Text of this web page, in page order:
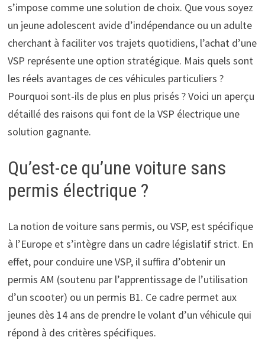
s’impose comme une solution de choix. Que vous soyez
un jeune adolescent avide d’indépendance ou un adulte
cherchant à faciliter vos trajets quotidiens, l’achat d’une
VSP représente une option stratégique. Mais quels sont
les réels avantages de ces véhicules particuliers ?
Pourquoi sont-ils de plus en plus prisés ? Voici un aperçu
détaillé des raisons qui font de la VSP électrique une
solution gagnante.
Qu’est-ce qu’une voiture sans
permis électrique ?
La notion de voiture sans permis, ou VSP, est spécifique
à l’Europe et s’intègre dans un cadre législatif strict. En
effet, pour conduire une VSP, il suffira d’obtenir un
permis AM (soutenu par l’apprentissage de l’utilisation
d’un scooter) ou un permis B1. Ce cadre permet aux
jeunes dès 14 ans de prendre le volant d’un véhicule qui
répond à des critères spécifiques.